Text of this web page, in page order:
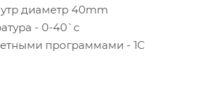
диаметр 40mm
- 0-40`c
программами - 1C